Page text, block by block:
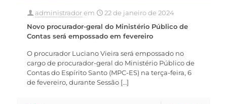
administradorem
22 de janeiro de 2024
Novo procurador-geral do Ministério Público de
Contas será empossado em fevereiro
O procurador Luciano Vieira será empossado no
cargo de procurador-geral do Ministério Público de
Contas do Espírito Santo (MPC-ES) na terça-feira, 6
de fevereiro, durante Sessão […]